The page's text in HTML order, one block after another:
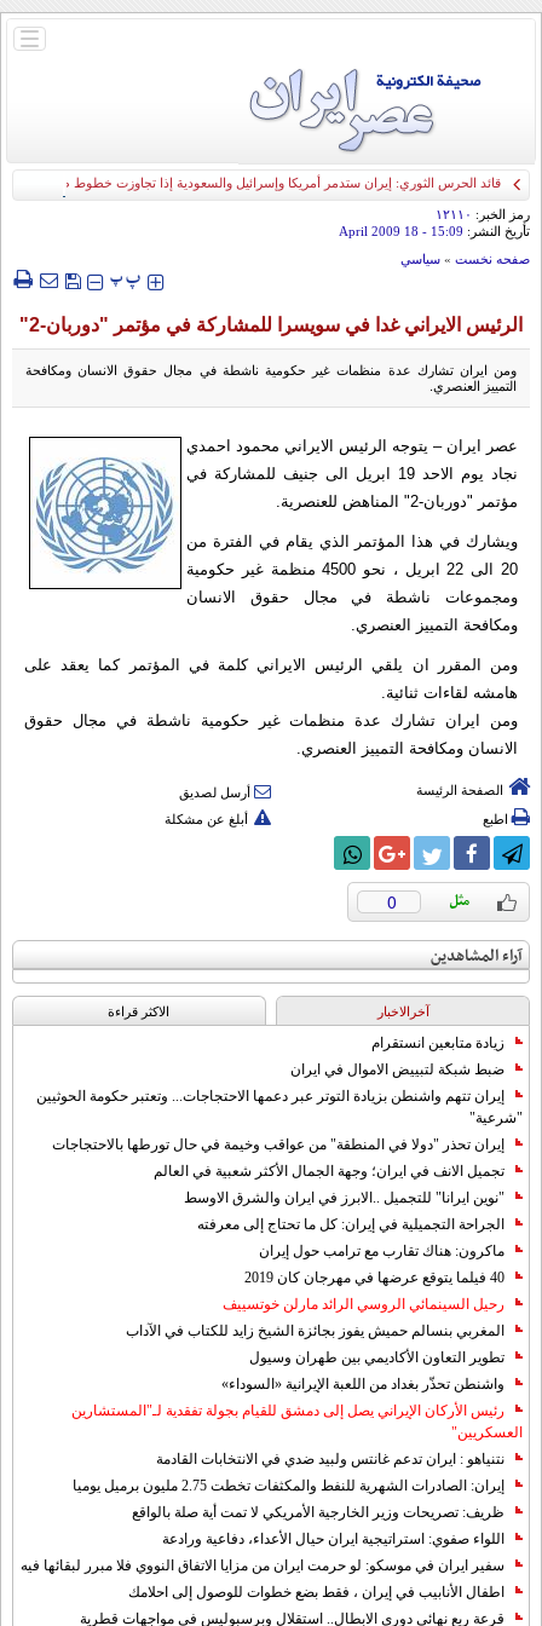
باز
قائد الحرس الثوري: إيران ستدمر أمريكا وإسرائيل والسعودية إذا تجاوزت خطوط طهران
الحمراء
رمز الخبر: ۱۲۱۱۰
تأريخ النشر: 15:09
- 18 April 2009
صفحه نخست » سياسي
‍‍‍ پپ
الرئيس الايراني غدا في سويسرا للمشاركة في مؤتمر "دوربان-2"
ومن ايران تشارك عدة منظمات غير حكومية ناشطة في مجال حقوق الانسان ومكافحة
التمييز العنصري.
عصر ايران – يتوجه الرئيس الايراني محمود احمدي
نجاد يوم الاحد 19 ابريل الى جنيف للمشاركة في
مؤتمر "دوربان-2" المناهض للعنصرية.
ويشارك في هذا المؤتمر الذي يقام في الفترة من
20 الى 22 ابريل ، نحو 4500 منظمة غير حكومية
ومجموعات ناشطة في مجال حقوق الانسان
ومكافحة التمييز العنصري.
ومن المقرر ان يلقي الرئيس الايراني كلمة في المؤتمر كما يعقد على
هامشه لقاءات ثنائية.
ومن ايران تشارك عدة منظمات غير حكومية ناشطة في مجال حقوق
الانسان ومكافحة التمييز العنصري.
الصفحة الرئيسة
أرسل لصديق
اطبع
أبلغ عن مشكلة
0
آراء المشاهدين
آخرالاخبار الاکثر قراءة
زيادة متابعين انستقرام
ضبط شبكة لتبييض الاموال في ايران
إيران تتهم واشنطن بزيادة التوتر عبر دعمها الاحتجاجات... وتعتبر حكومة الحوثيين
"شرعية"
إيران تحذر "دولا في المنطقة" من عواقب وخيمة في حال تورطها بالاحتجاجات
تجميل الانف في ايران؛ وجهة الجمال الأكثر شعبية في العالم
"نوين ايرانا" للتجميل ..الابرز في ايران والشرق الاوسط
الجراحة التجميلية في إيران: كل ما تحتاج إلى معرفته
ماكرون: هناك تقارب مع ترامب حول إيران
40 فيلما يتوقع عرضها في مهرجان كان 2019
رحيل السينمائي الروسي الرائد مارلن خوتسييف
المغربي بنسالم حميش يفوز بجائزة الشيخ زايد للكتاب في الآداب
تطوير التعاون الأكاديمي بين طهران وسيول
واشنطن تحذّر بغداد من اللعبة الإيرانية «السوداء»
رئيس الأركان الإيراني يصل إلى دمشق للقيام بجولة تفقدية لـ"المستشارين
العسكريين"
نتنياهو : ايران تدعم غانتس ولبيد ضدي في الانتخابات القادمة
إيران: الصادرات الشهریة للنفط والمكثفات تخطت 2.75 مليون برميل يوميا
ظريف: تصريحات وزير الخارجية الأمريكي لا تمت أية صلة بالواقع
اللواء صفوي: استراتيجية ايران حيال الأعداء، دفاعية ورادعة
سفير ايران في موسكو: لو حرمت ايران من مزايا الاتفاق النووي فلا مبرر لبقائها فيه
اطفال الأنابيب في إيران ، فقط بضع خطوات للوصول إلى احلامك
قرعة ربع نهائي دوري الابطال.. استقلال وبرسبوليس في مواجهات قطرية